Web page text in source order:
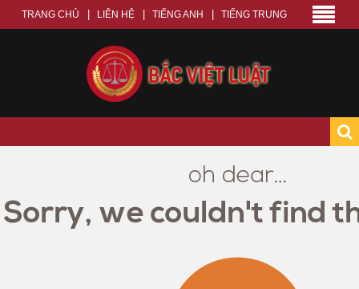
TRANG CHỦ LIÊN HỆ TIẾNG ANH TIẾNG TRUNG